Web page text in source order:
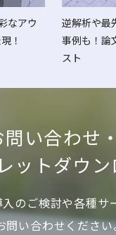
なアウ
！
逆解析や最
事例も！論
スト
問い合わせ・
ットダウン
のご検討や各種サ
問い合わせください